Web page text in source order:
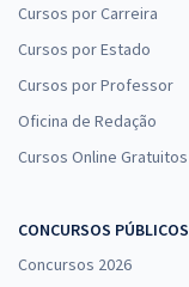
Cursos por Carreira
Cursos por Estado
Cursos por Professor
Oficina de Redação
Cursos Online Gratuitos
CONCURSOS PÚBLICOS
Concursos 2026